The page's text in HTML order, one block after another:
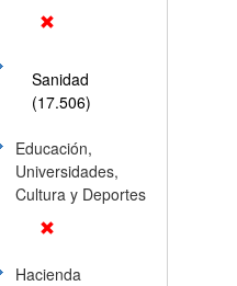
Sanidad
(17.506)
Educación,
Universidades,
Cultura y Deportes
Hacienda